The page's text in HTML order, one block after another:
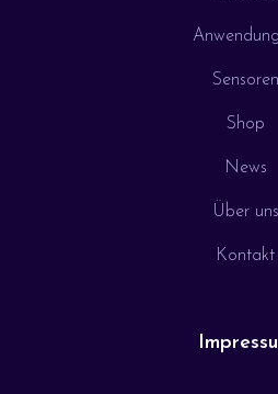
Sensoren
Shop
News
Über uns
Kontakt